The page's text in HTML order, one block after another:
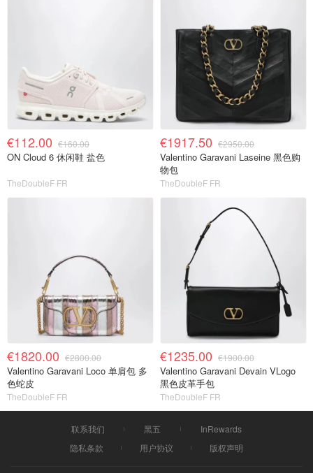
€112.00 €160.00
ON Cloud 6 休闲鞋 盐色
TheDoubleF FR
€1917.50 €2950.00
Valentino Garavani Laseine 黑色购
物包
TheDoubleF FR
€1820.00 €2800.00
Valentino Garavani Loco 单肩包 多
色蛇皮
TheDoubleF FR
€1235.00 €1900.00
Valentino Garavani Devain VLogo
黑色皮革手包
TheDoubleF FR
联系我们 黑五
InRewards
隐私条款
用户协议 版权声明